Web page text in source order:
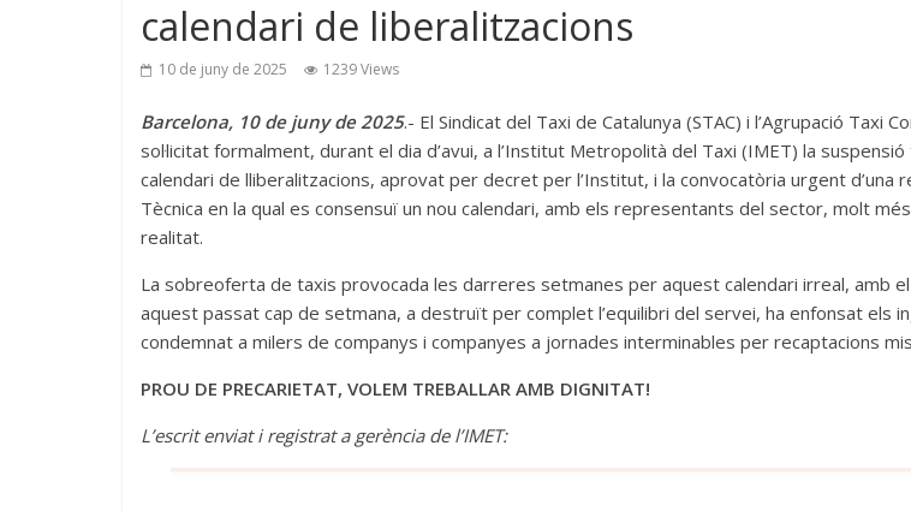
calendari de liberalitzacions
10 de juny de 2025 1239 Views
Barcelona, 10 de juny de 2025.- El Sindicat del Taxi de Catalunya (STAC) i l’Agrupació Taxi
sol·licitat formalment, durant el dia d’avui, a l’Institut Metropolità del Taxi (IMET) la
calendari de lliberalitzacions, aprovat per decret per l’Institut, i la convocatòria urgent d’una
Tècnica en la qual es consensuï un nou calendari, amb els representants del sector, molt
realitat.
La sobreoferta de taxis provocada les darreres setmanes per aquest calendari irreal, amb
aquest passat cap de setmana, a destruït per complet l’equilibri del servei, ha enfonsat els
condemnat a milers de companys i companyes a jornades interminables per recaptacions
PROU DE PRECARIETAT, VOLEM TREBALLAR AMB DIGNITAT!
L’escrit enviat i registrat a gerència de l’IMET: